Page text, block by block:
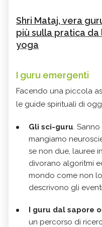
Shri Mataj, vera
più sulla pratica da
yoga
I guru emergenti
Facendo una piccola
le guide spirituali di
Gli sci-guru.
mangiamo
se non due, lauree
divorano algoritmi
mondo come non
descrivono gli
I guru dal sapore
un percorso di